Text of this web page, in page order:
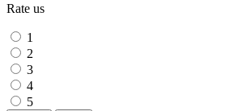
Rate us
1
2
3
4
5